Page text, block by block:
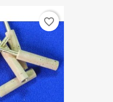
favorite_border